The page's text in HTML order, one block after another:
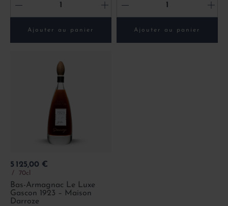
- +
Ajouter au panier
- +
Ajouter au panier
Prix
5 125,00 €
70cl
Bas-Armagnac Le Luxe
Gascon 1923 – Maison
Darroze